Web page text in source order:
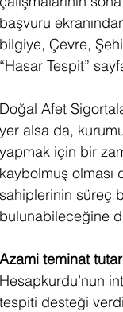
başvuru
bilgiye, Çevre,
“Hasar Tespit”
Doğal Afet
yer alsa da,
yapmak için bir
kaybolmuş olması
sahiplerinin süreç
bulunabileceğine
Azami teminat
Hesapkurdu’nun
tespiti desteği